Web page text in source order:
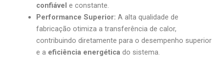
confiável e constante.
Performance Superior: A alta qualidade de
fabricação otimiza a transferência de calor,
contribuindo diretamente para o desempenho superior
e a eficiência energéticado sistema.